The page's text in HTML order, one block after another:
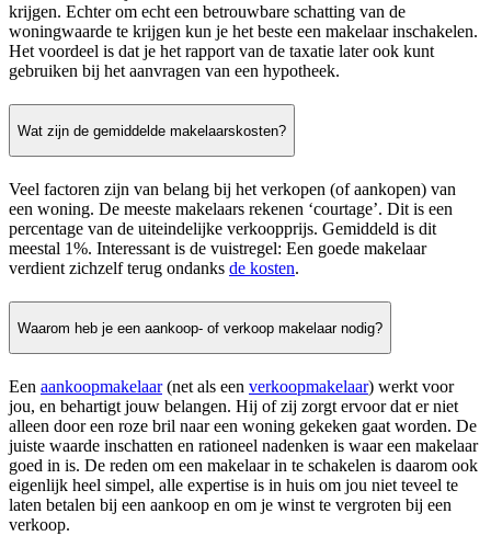
krijgen. Echter om echt een betrouwbare schatting van de
woningwaarde te krijgen kun je het beste een makelaar inschakelen.
Het voordeel is dat je het rapport van de taxatie later ook kunt
gebruiken bij het aanvragen van een hypotheek.
Wat zijn de gemiddelde makelaarskosten?
Veel factoren zijn van belang bij het verkopen (of aankopen) van
een woning. De meeste makelaars rekenen ‘courtage’. Dit is een
percentage van de uiteindelijke verkoopprijs. Gemiddeld is dit
meestal 1%. Interessant is de vuistregel: Een goede makelaar
verdient zichzelf terug ondanks de kosten.
Waarom heb je een aankoop- of verkoop makelaar nodig?
Een aankoopmakelaar(net als een verkoopmakelaar) werkt voor
jou, en behartigt jouw belangen. Hij of zij zorgt ervoor dat er niet
alleen door een roze bril naar een woning gekeken gaat worden. De
juiste waarde inschatten en rationeel nadenken is waar een makelaar
goed in is. De reden om een makelaar in te schakelen is daarom ook
eigenlijk heel simpel, alle expertise is in huis om jou niet teveel te
laten betalen bij een aankoop en om je winst te vergroten bij een
verkoop.